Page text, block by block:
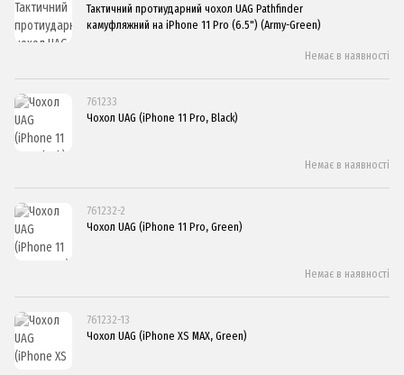
Тактичний протиударний чохол UAG Pathfinder
камуфляжний на iPhone 11 Pro (6.5") (Army-Green)
Немає в наявності
761233
Чохол UAG (iPhone 11 Pro, Black)
Немає в наявності
761232-2
Чохол UAG (iPhone 11 Pro, Green)
Немає в наявності
761232-13
Чохол UAG (iPhone XS MAX, Green)